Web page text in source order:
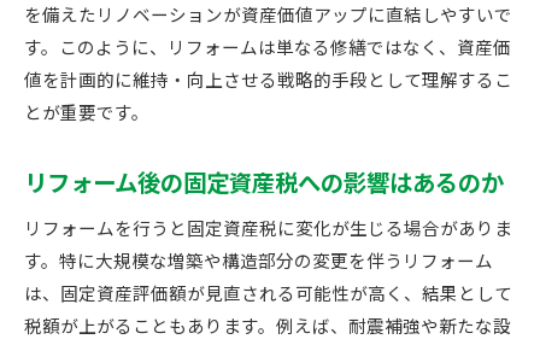
を備えたリノベーションが資産価値アップに直結しやすいで
す。このように、リフォームは単なる修繕ではなく、資産価
値を計画的に維持・向上させる戦略的手段として理解するこ
とが重要です。
リフォーム後の固定資産税への影響はあるのか
リフォームを行うと固定資産税に変化が生じる場合がありま
す。特に大規模な増築や構造部分の変更を伴うリフォーム
は、固定資産評価額が見直される可能性が高く、結果として
税額が上がることもあります。例えば、耐震補強や新たな設